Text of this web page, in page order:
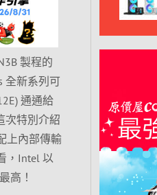
製程的
全新系列可
通通給
次特別介紹
上內部傳輸
，Intel 以
高！